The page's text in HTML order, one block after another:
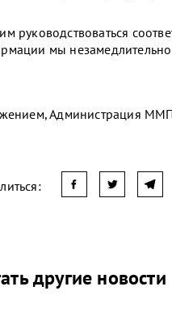
руководствоваться
мы
Администрация
другие новости